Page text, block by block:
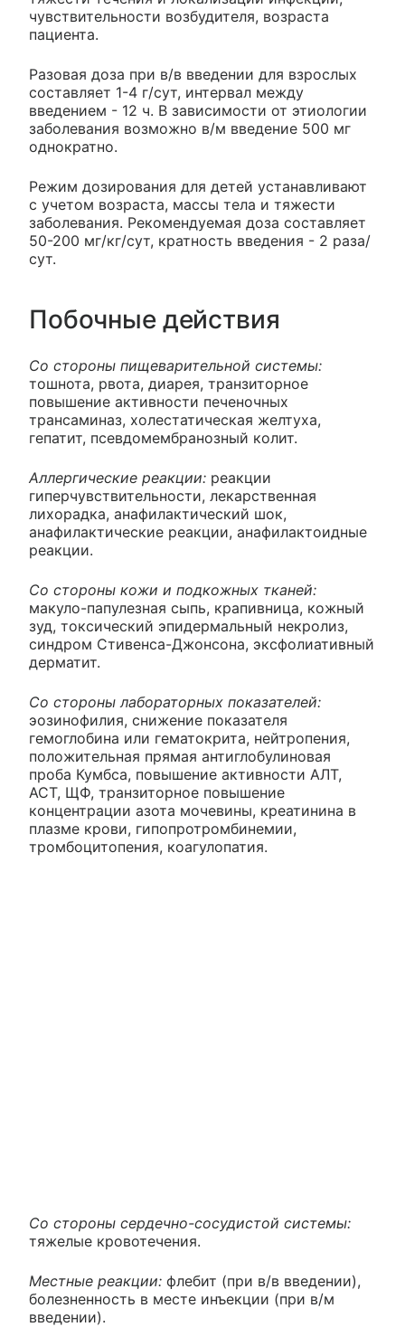
чувствительности возбудителя, возраста
пациента.
Разовая доза при в/в введении для взрослых
составляет 1-4 г/сут, интервал между
введением - 12 ч. В зависимости от этиологии
заболевания возможно в/м введение 500 мг
однократно.
Режим дозирования для детей устанавливают
с учетом возраста, массы тела и тяжести
заболевания. Рекомендуемая доза составляет
50-200 мг/кг/сут, кратность введения - 2 раза/
сут.
Побочные действия
Со стороны пищеварительной системы:
тошнота, рвота, диарея, транзиторное
повышение активности печеночных
трансаминаз, холестатическая желтуха,
гепатит, псевдомембранозный колит.
Аллергические реакции: реакции
гиперчувствительности, лекарственная
лихорадка, анафилактический шок,
анафилактические реакции, анафилактоидные
реакции.
Со стороны кожи и подкожных тканей:
макуло-папулезная сыпь, крапивница, кожный
зуд, токсический эпидермальный некролиз,
синдром Стивенса-Джонсона, эксфолиативный
дерматит.
Со стороны лабораторных показателей:
эозинофилия, снижение показателя
гемоглобина или гематокрита, нейтропения,
положительная прямая антиглобулиновая
проба Кумбса, повышение активности АЛТ,
ACT, ЩФ, транзиторное повышение
концентрации азота мочевины, креатинина в
плазме крови, гипопротромбинемии,
тромбоцитопения, коагулопатия.
Со стороны сердечно-сосудистой системы:
тяжелые кровотечения.
Местные реакции: флебит (при в/в введении),
болезненность в месте инъекции (при в/м
введении).